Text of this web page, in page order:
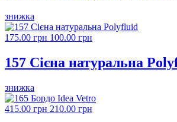
знижка
175.00 грн 100.00 грн
157 Сієна натуральна
знижка
415.00 грн 210.00 грн